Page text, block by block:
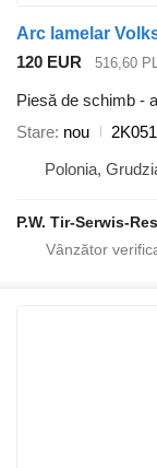
120 EUR 516,60
Piesă de schimb -
Stare nou
Polonia,
P.W. Tir-Serwis-